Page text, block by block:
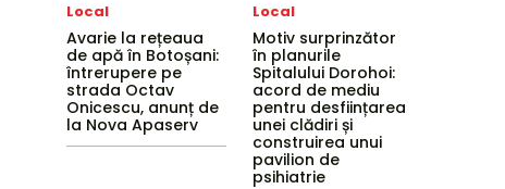
Local
Avarie la rețeaua
de apă în Botoșani:
întrerupere pe
strada Octav
Onicescu, anunț de
la Nova Apaserv
Local
Motiv surprinzător
în planurile
Spitalului Dorohoi:
acord de mediu
pentru desființarea
unei clădiri și
construirea unui
pavilion de
psihiatrie